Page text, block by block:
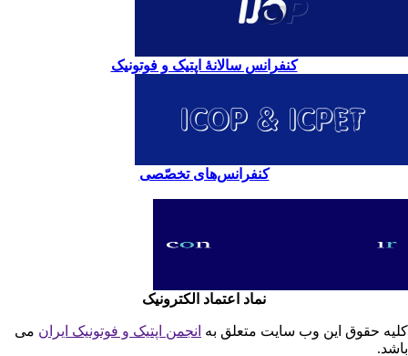
کنفرانس سالانۀ اپتیک و فوتونیک
کنفرانس‌های تخصّصی
نماد اعتماد الکترونیک
حقوق این وب سایت متعلق بهانجمن اپتیک و فوتونیک ایران می